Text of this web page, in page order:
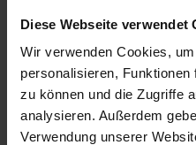
Diese Webseite verwendet
Wir verwenden Cookies,
personalisieren,
zu können und die Zugriffe
analysieren. Außerdem
Verwendung unserer
COLOURLOCK